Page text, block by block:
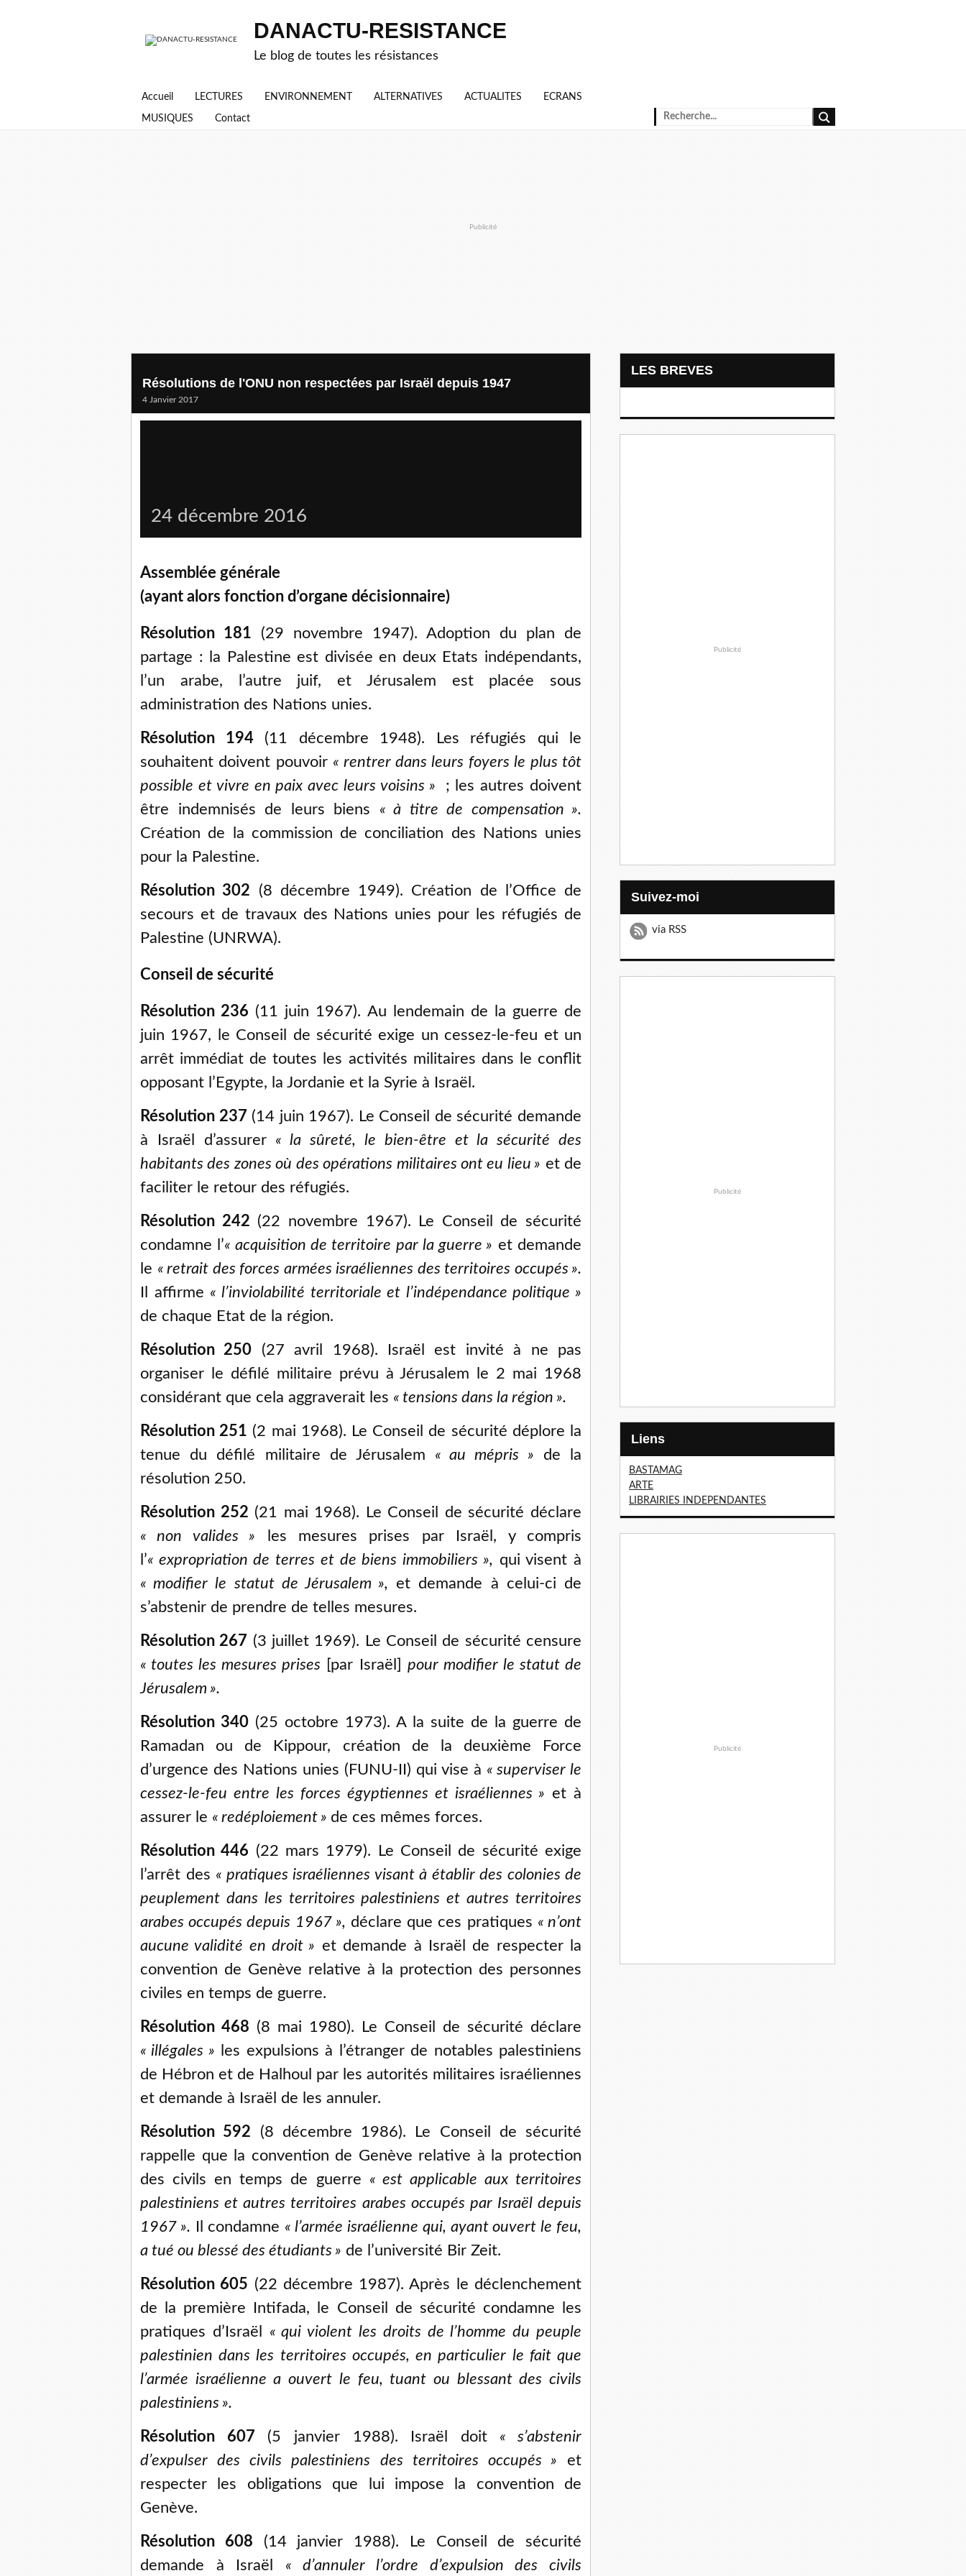
DANACTU-RESISTANCE
Le blog de toutes les résistances
Accueil LECTURES ENVIRONNEMENT ALTERNATIVES ACTUALITES ECRANS
MUSIQUES Contact
Publicité
Résolutions de l'ONU non respectées par Israël depuis 1947
4 Janvier 2017
24 décembre 2016
Assemblée générale
(ayant alors fonction d’organe décisionnaire)
Résolution 181 (29 novembre 1947). Adoption du plan de
partage : la Palestine est divisée en deux Etats indépendants,
l’un arabe, l’autre juif, et Jérusalem est placée sous
administration des Nations unies.
Résolution 194(11 décembre 1948). Les réfugiés qui le
souhaitent doivent pouvoir « rentrer dans leurs foyers le plus tôt
possible et vivre en paix avec leurs voisins »
; les autres doivent
être indemnisés de leurs biens « à titre de compensation ».
Création de la commission de conciliation des Nations unies
pour la Palestine.
Résolution 302 (8 décembre 1949). Création de l’Office de
secours et de travaux des Nations unies pour les réfugiés de
Palestine (UNRWA).
Conseil de sécurité
Résolution 236 (11 juin 1967). Au lendemain de la guerre de
juin 1967, le Conseil de sécurité exige un cessez-le-feu et un
arrêt immédiat de toutes les activités militaires dans le conflit
opposant l’Egypte, la Jordanie et la Syrie à Israël.
Résolution 237 (14 juin 1967). Le Conseil de sécurité demande
à Israël d’assurer « la sûreté, le bien-être et la sécurité des
habitants des zones où des opérations militaires ont eu lieu » et de
faciliter le retour des réfugiés.
Résolution 242 (22 novembre 1967). Le Conseil de sécurité
condamne l’« acquisition de territoire par la guerre » et demande
le « retrait des forces armées israéliennes des territoires occupés ».
Il affirme « l’inviolabilité territoriale et l’indépendance politique »
de chaque Etat de la région.
Résolution 250 (27 avril 1968). Israël est invité à ne pas
organiser le défilé militaire prévu à Jérusalem le 2 mai 1968
considérant que cela aggraverait les « tensions dans la région ».
Résolution 251 (2 mai 1968). Le Conseil de sécurité déplore la
tenue du défilé militaire de Jérusalem « au mépris » de la
résolution 250.
Résolution 252 (21 mai 1968). Le Conseil de sécurité déclare
«
non valides » les mesures prises par Israël, y compris
l’« expropriation de terres et de biens immobiliers », qui visent à
« modifier le statut de Jérusalem », et demande à celui-ci de
s’abstenir de prendre de telles mesures.
Résolution 267 (3 juillet 1969). Le Conseil de sécurité censure
« toutes les mesures prises [par Israël] pour modifier le statut de
Jérusalem ».
Résolution 340 (25 octobre 1973). A la suite de la guerre de
Ramadan ou de Kippour, création de la deuxième Force
d’urgence des Nations unies (FUNU-II) qui vise à « superviser le
cessez-le-feu entre les forces égyptiennes et israéliennes » et à
assurer le « redéploiement» de ces mêmes forces.
Résolution 446 (22 mars 1979). Le Conseil de sécurité exige
l’arrêt des « pratiques israéliennes visant à établir des colonies de
peuplement dans les territoires palestiniens et autres territoires
arabes occupés depuis 1967 », déclare que ces pratiques « n’ont
aucune validité en droit » et demande à Israël de respecter la
convention de Genève relative à la protection des personnes
civiles en temps de guerre.
Résolution 468 (8 mai 1980). Le Conseil de sécurité déclare
« illégales » les expulsions à l’étranger de notables palestiniens
de Hébron et de Halhoul par les autorités militaires israéliennes
et demande à Israël de les annuler.
Résolution 592 (8 décembre 1986). Le Conseil de sécurité
rappelle que la convention de Genève relative à la protection
des civils en temps de guerre « est applicable aux territoires
palestiniens et autres territoires arabes occupés par Israël depuis
1967 ». Il condamne « l’armée israélienne qui, ayant ouvert le feu,
a tué ou blessé des étudiants» de l’université Bir Zeit.
Résolution 605 (22 décembre 1987). Après le déclenchement
de la première Intifada, le Conseil de sécurité condamne les
pratiques d’Israël « qui violent les droits de l’homme du peuple
palestinien dans les territoires occupés, en particulier le fait que
l’armée israélienne a ouvert le feu, tuant ou blessant des civils
palestiniens».
Résolution 607 (5 janvier 1988). Israël doit «
s’abstenir
d’expulser des civils palestiniens des territoires occupés » et
respecter les obligations que lui impose la convention de
Genève.
Résolution 608 (14 janvier 1988). Le Conseil de sécurité
demande à Israël « d’annuler l’ordre d’expulsion des civils
LES BREVES
Publicité
Suivez-moi
via RSS
Publicité
Liens
BASTAMAG
ARTE
LIBRAIRIES INDEPENDANTES
Publicité